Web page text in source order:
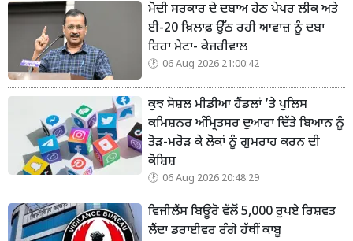
ਮੋਦੀ ਸਰਕਾਰ ਦੇ ਦਬਾਅ ਹੇਠ ਪੇਪਰ ਲੀਕ ਅਤੇ
ਈ-20 ਖ਼ਿਲਾਫ਼ ਉੱਠ ਰਹੀ ਆਵਾਜ਼ ਨੂੰ ਦਬਾ
ਰਿਹਾ ਮੇਟਾ- ਕੇਜਰੀਵਾਲ
06 Aug 2026 21:00:42
ਕੁਝ ਸੋਸ਼ਲ ਮੀਡੀਆ ਹੈਂਡਲਾਂ ’ਤੇ ਪੁਲਿਸ
ਕਮਿਸ਼ਨਰ ਅੰਮ੍ਰਿਤਸਰ ਦੁਆਰਾ ਦਿੱਤੇ ਬਿਆਨ ਨੂੰ
ਤੋੜ-ਮਰੋੜ ਕੇ ਲੋਕਾਂ ਨੂੰ ਗੁਮਰਾਹ ਕਰਨ ਦੀ
ਕੋਸ਼ਿਸ਼
06 Aug 2026 20:48:29
ਵਿਜੀਲੈਂਸ ਬਿਊਰੋ ਵੱਲੋਂ 5,000 ਰੁਪਏ ਰਿਸ਼ਵਤ
ਲੈਂਦਾ ਡਰਾਈਵਰ ਰੰਗੇ ਹੱਥੀਂ ਕਾਬੂ